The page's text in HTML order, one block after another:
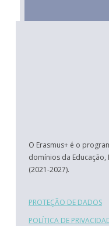
O Erasmus+ é o
domínios da
(2021-2027).
PROTEÇÃO DE DADOS
POLÍTICA DE